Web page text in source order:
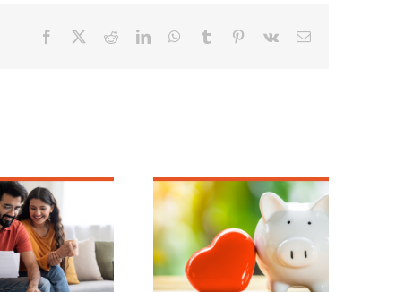
Facebook RedditLinkedInWhatsApp
Tumblr Pinterest
Vk Email
Enamórese de
ahorrar este
febrero en North
Shore Trust &
Un mensaje de
Stephen G. Lear:
Mirando hacia el